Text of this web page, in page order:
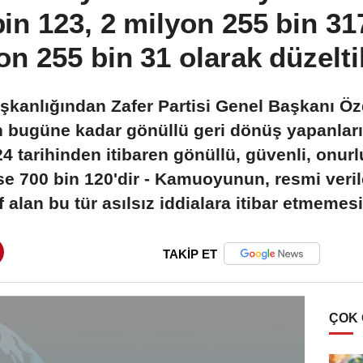
123, 2 milyon 255 bin
255 bin 31 olarak
Zafer Partisi Genel Başkanı
bugüne kadar gönüllü geri dönüş
tarihinden itibaren gönüllü, güvenli,
700 bin 120'dir - Kamuoyunun, resmi
alan bu tür asılsız iddialara itibar
TAKİP ET
ÇOK